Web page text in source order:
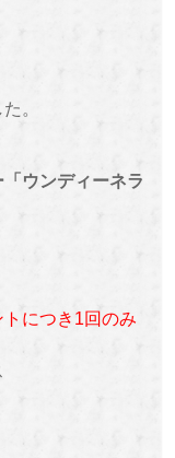
。
ウンディーネラ
につき1回のみ